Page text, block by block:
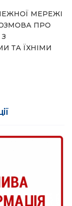
МЕРЕЖІ
ПРО
ТА ЇХНІМИ